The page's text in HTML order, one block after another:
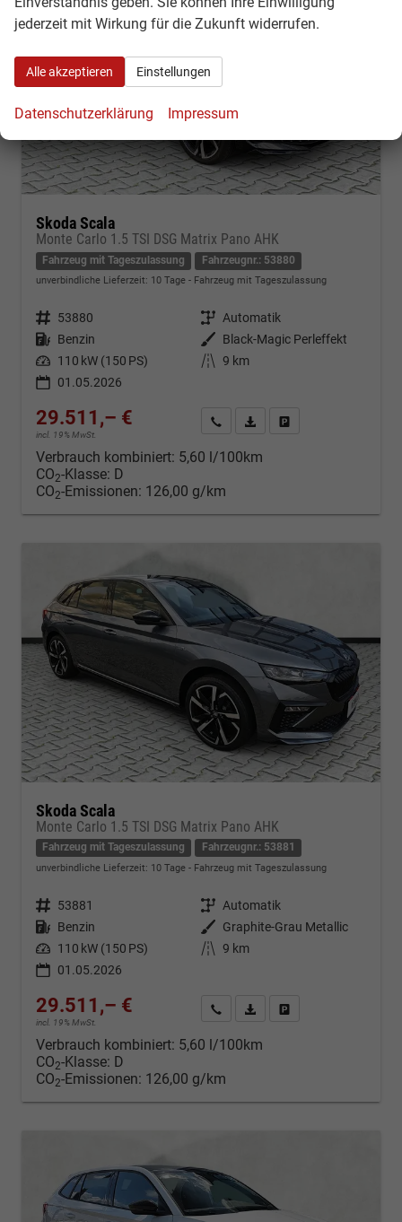
Skoda Scala
Monte Carlo 1.5 TSI DSG Matrix Pano AHK
Fahrzeug mit Tageszulassung Fahrzeugnr.: 53880
unverbindliche Lieferzeit: 10 Tage Fahrzeug mit Tageszulassung
Fahrzeugnr. 53880 Getriebe Automatik
Kraftstoff Benzin Außenfarbe
Black-Magic Perleffekt
Leistung 110 kW (150 PS) Kilometerstand 9 km
01.05.2026
29.511,– €
incl. 19% MwSt.
Kontakt & Angebot anfordern
PDF-Datei, Fahrzeugexposé
Verbrauch kombiniert: 5,60 l/100km
CO2-Klasse: D
CO2-Emissionen: 126,00 g/km
Skoda Scala
Monte Carlo 1.5 TSI DSG Matrix Pano AHK
Fahrzeug mit Tageszulassung Fahrzeugnr.: 53881
unverbindliche Lieferzeit: 10 Tage Fahrzeug mit Tageszulassung
Fahrzeugnr. 53881 Getriebe Automatik
Kraftstoff Benzin Außenfarbe
Graphite-Grau Metallic
Leistung 110 kW (150 PS) Kilometerstand 9 km
01.05.2026
29.511,– €
incl. 19% MwSt.
Kontakt & Angebot anfordern
PDF-Datei, Fahrzeugexposé
Verbrauch kombiniert: 5,60 l/100km
CO2-Klasse: D
CO2-Emissionen: 126,00 g/km
jederzeit mit Wirkung für die Zukunft widerrufen.
Alle akzeptieren Einstellungen
Datenschutzerklärung Impressum